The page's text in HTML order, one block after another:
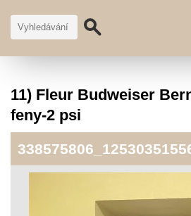
11) Fleur Budweiser
feny-2 psi